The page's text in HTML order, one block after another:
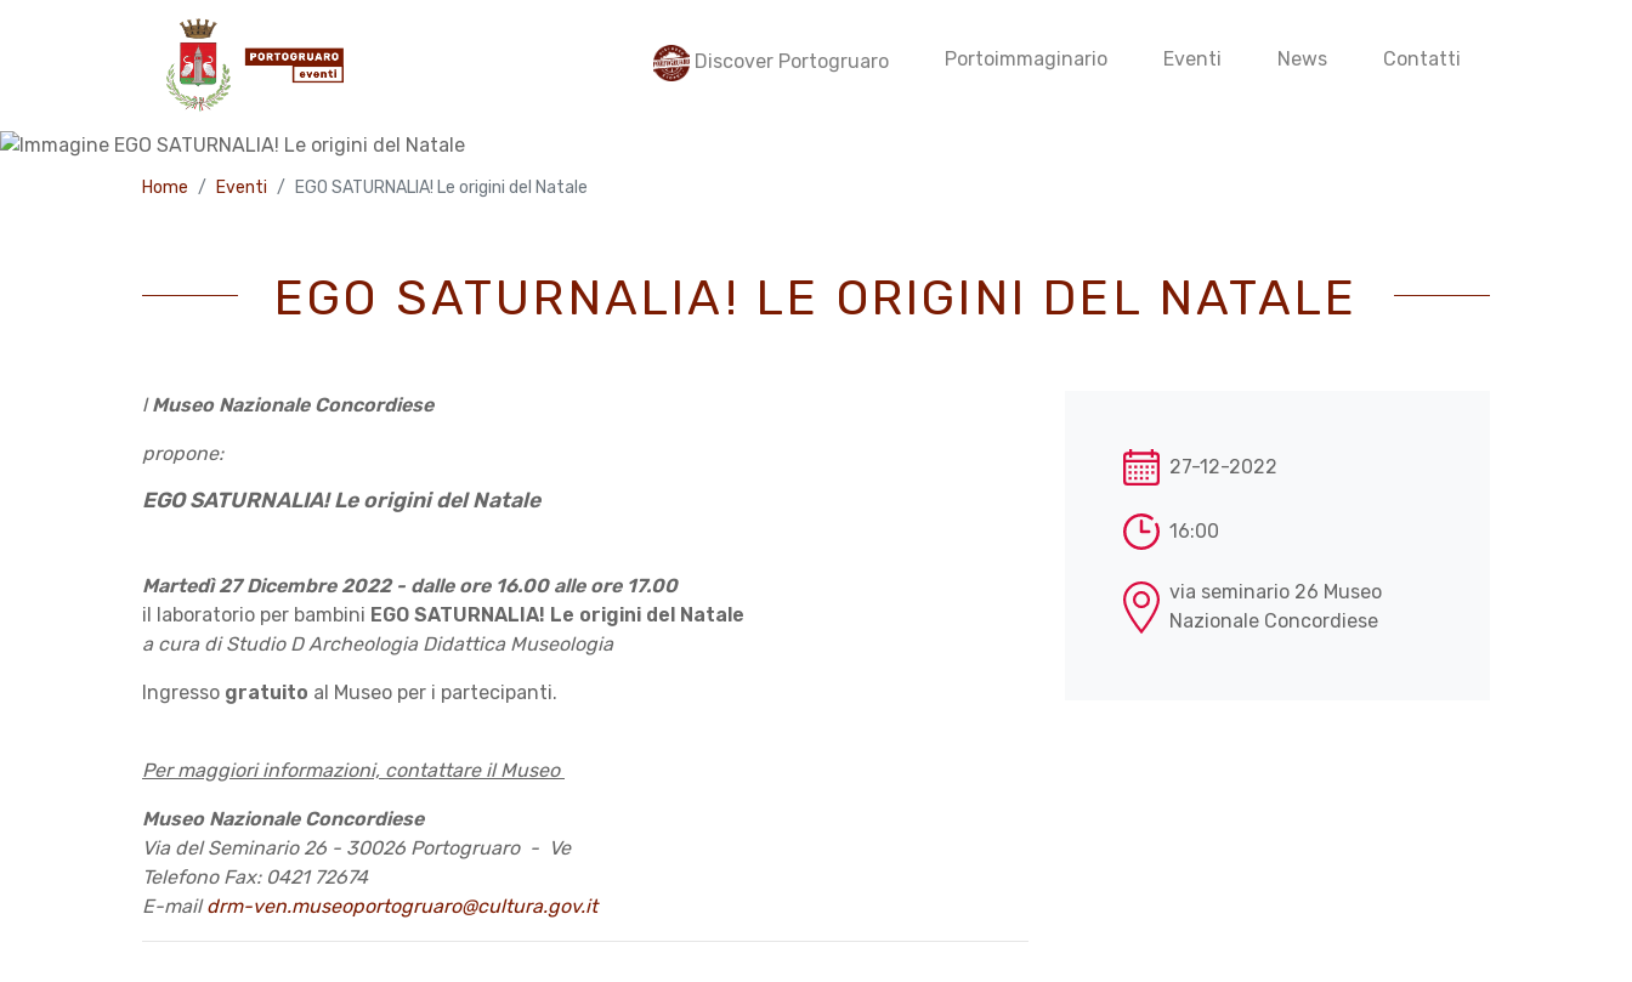
Discover Portogruaro Portoimmaginario Eventi News Contatti
Home Eventi EGO SATURNALIA! Le origini del Natale
EGO SATURNALIA! LE ORIGINI DEL NATALE
27-12-2022
16:00
via seminario 26 Museo
Nazionale Concordiese
lMuseo Nazionale Concordiese
propone:
EGO SATURNALIA! Le origini delNatale
Martedì 27 Dicembre 2022 - dalle ore 16.00 alle ore 17.00
il laboratorio per bambini EGO SATURNALIA! Le origini del
Natale
a cura di Studio D Archeologia Didattica Museologia
Ingresso gratuito al Museo per i partecipanti.
Per maggiori informazioni, contattare il Museo
Museo Nazionale Concordiese
Via del Seminario 26 - 30026 Portogruaro - Ve
Telefono Fax: 0421 72674
E-maildrm-ven.museoportogruaro@cultura.gov.it